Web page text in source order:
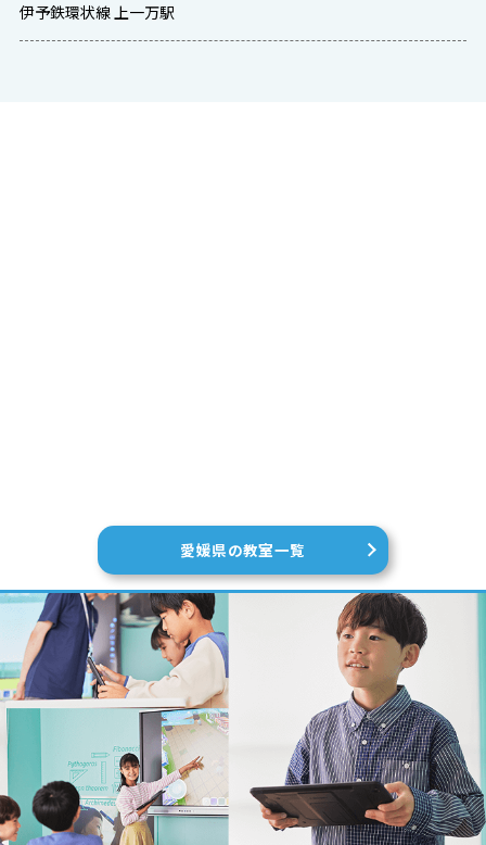
伊予鉄環状線 上一万駅
愛媛県の教室一覧